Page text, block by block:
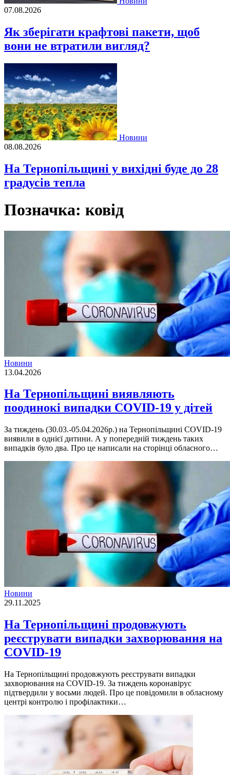
07.08.2026
Як зберігати крафтові пакети, щоб
вони не втратили вигляд?
Новини
08.08.2026
На Тернопільщині у вихідні буде до 28
градусів тепла
Позначка: ковід
Новини
13.04.2026
На Тернопільщині виявляють
поодинокі випадки COVID-19 у дітей
За тиждень (30.03.-05.04.2026р.) на Тернопільщині COVID-19
виявили в однієї дитини. А у попередній тиждень таких
випадків було два. Про це написали на сторінці обласного…
Новини
29.11.2025
На Тернопільщині продовжують
реєструвати випадки захворювання на
COVID-19
На Тернопільщині продовжують реєструвати випадки
захворювання на COVID-19. За тиждень коронавірус
підтвердили у восьми людей. Про це повідомили в обласному
центрі контролю і профілактики…